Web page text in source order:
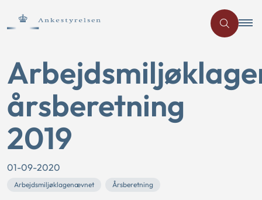
årsberetning
2019
01-09-2020
Arbejdsmiljøklagenævnet Årsberetning